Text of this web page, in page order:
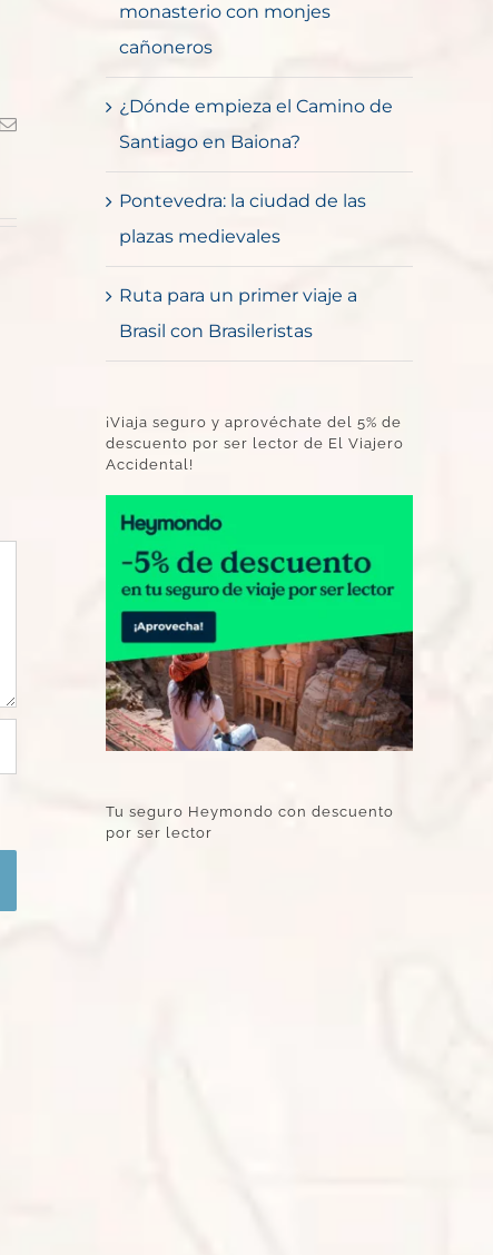
Correo
monasterio con monjes
cañoneros
¿Dónde empieza el Camino de
Santiago en Baiona?
Pontevedra: la ciudad de las
plazas medievales
Ruta para un primer viaje a
Brasil con Brasileristas
¡Viaja seguro y aprovéchate del 5% de
descuento por ser lector de El Viajero
Accidental!
Tu seguro Heymondo con descuento
por ser lector